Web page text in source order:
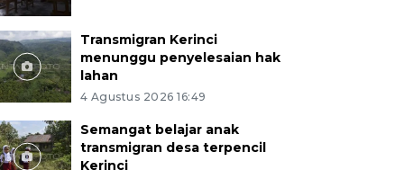
Transmigran Kerinci
menunggu penyelesaian hak
lahan
4 Agustus 2026 16:49
Semangat belajar anak
transmigran desa terpencil
Kerinci